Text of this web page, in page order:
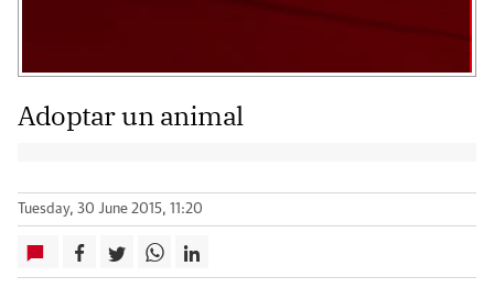
Adoptar un animal
Tuesday, 30 June 2015, 11:20